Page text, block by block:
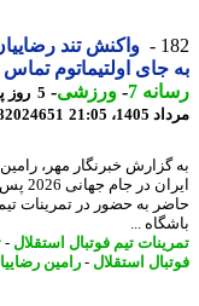
واکنش تند رضاییان
جای اولتیماتوم تماس می
7
-ورزشی-
21:05
82024651
خبرنگار مهر، رامین
ایران در جام
به حضور در تمرینات تیم
...
تیم فوتبال استقلال-تیم
استقلال-رامین رضاییان-